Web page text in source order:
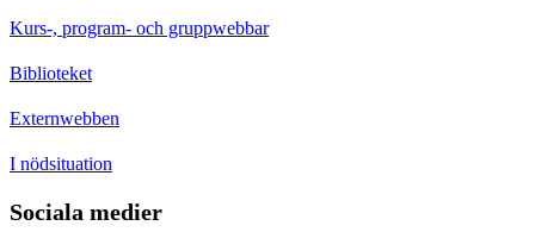
Kurs-, program- och gruppwebbar
Biblioteket
Externwebben
I nödsituation
Sociala medier